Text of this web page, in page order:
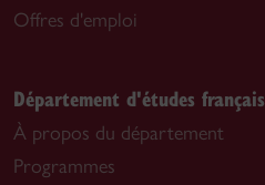
Offres d'emploi
Département d'études
À propos du département
Programmes